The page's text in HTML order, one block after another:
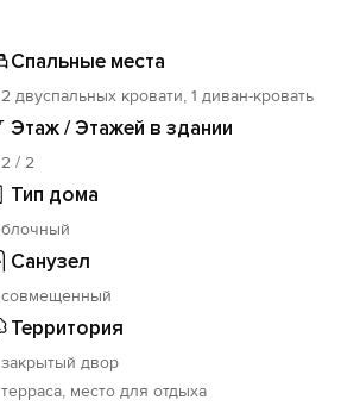
Спальные места
2 двуспальных кровати, 1 диван-кровать
Этаж / Этажей в здании
2 / 2
Тип дома
блочный
Санузел
совмещенный
Территория
закрытый двор
терраса, место для отдыха